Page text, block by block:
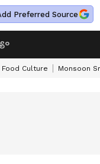
Preferred Source
Food Culture Monsoon